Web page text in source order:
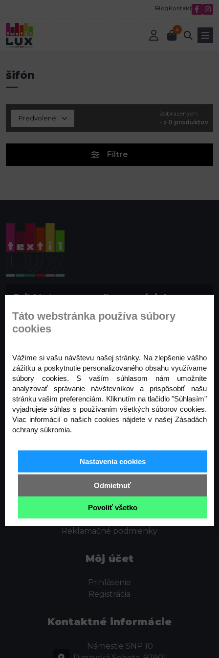
Blog Kontakt
0
Úvod
šifón
Zobrazených:
- z 0 produktov
Filtre
Prihláste sa na odber noviniek
Buďte prvý, kto to vie. Zaregistrujte sa na odber
noviniek ešte dnes
Informácie
Ochrana osobných údajov
Odstúpenie od zmluvy
Cookies
Obchodné podmienky
Kontakt
Reklamačné podmienky
Môj účet
Prihlásenie
Registrácia
Kontaktné informácie
Námestie SNP 10
Táto webstránka používa súbory
cookies
Vážime si vašu návštevu našej stránky. Na zlepšenie vášho
zážitku a poskytnutie personalizovaného obsahu využívame
súbory cookies. S vaším súhlasom nám umožníte
analyzovať správanie návštevníkov a prispôsobiť našu
stránku vašim preferenciám. Kliknutím na tlačidlo "Súhlasím"
vyjadrujete súhlas s používaním všetkých súborov cookies.
Viac informácií o našich cookies nájdete v našej Zásadách
ochrany súkromia.
Nastavenia cookies
Odmietnuť
Povoliť všetko